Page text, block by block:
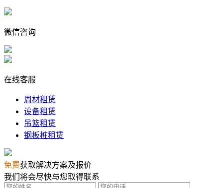
微信咨询
在线客服
周材租赁
设备租赁
吊篮租赁
钢板桩租赁
免费获取解决方案及报价
我们将会尽快与您取得联系